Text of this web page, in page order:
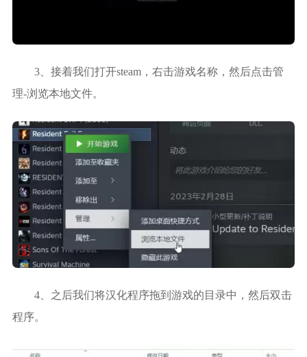
3、接着我们打开steam，右击游戏名称，然后点击管
理-浏览本地文件。
4、之后我们将汉化程序拖到游戏的目录中，然后双击
程序。